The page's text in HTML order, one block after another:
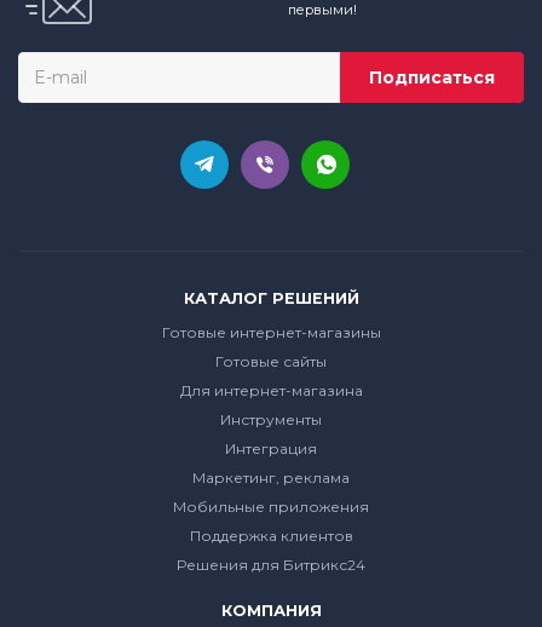
первыми!
КАТАЛОГ РЕШЕНИЙ
Готовые интернет-магазины
Готовые сайты
Для интернет-магазина
Инструменты
Интеграция
Маркетинг, реклама
Мобильные приложения
Поддержка клиентов
Решения для Битрикс24
КОМПАНИЯ